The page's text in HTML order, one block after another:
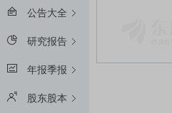
公告大全
研究报告
年报季报
股东股本